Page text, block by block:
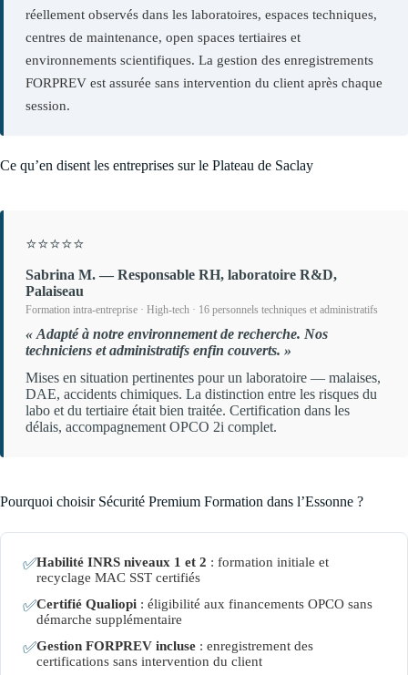
réellement observés dans les laboratoires, espaces techniques,
centres de maintenance, open spaces tertiaires et
environnements scientifiques. La gestion des enregistrements
FORPREV est assurée sans intervention du client après chaque
session.
Ce qu’en disent les entreprises sur le Plateau de Saclay
⭐⭐⭐⭐⭐
Sabrina M. — Responsable RH, laboratoire R&D,
Palaiseau
Formation intra-entreprise · High-tech · 16 personnels techniques et administratifs
« Adapté à notre environnement de recherche. Nos
techniciens et administratifs enfin couverts. »
Mises en situation pertinentes pour un laboratoire — malaises,
DAE, accidents chimiques. La distinction entre les risques du
labo et du tertiaire était bien traitée. Certification dans les
délais, accompagnement OPCO 2i complet.
Pourquoi choisir Sécurité Premium Formation dans l’Essonne ?
✅Habilité INRS niveaux 1 et 2 : formation initiale et
recyclage MAC SST certifiés
✅Certifié Qualiopi : éligibilité aux financements OPCO sans
démarche supplémentaire
✅Gestion FORPREV incluse : enregistrement des
certifications sans intervention du client